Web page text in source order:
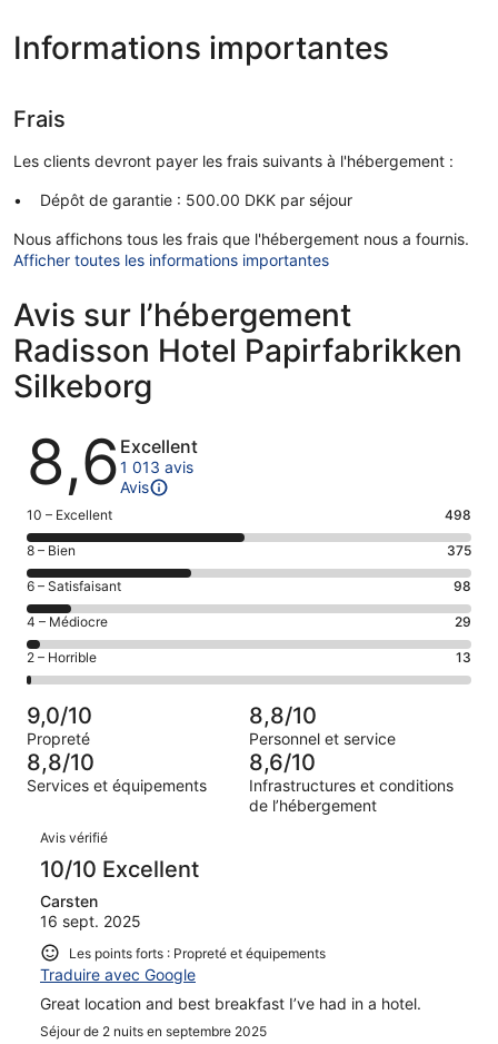
Informations importantes
Frais
Les clients devront payer les frais suivants à l'hébergement :
Dépôt de garantie : 500.00 DKK par séjour
Nous affichons tous les frais que l'hébergement nous a fournis.
Afficher toutes les informations importantes
Avis sur l’hébergement
Radisson Hotel Papirfabrikken
Silkeborg
Avis
8,6 Excellent
1 013 avis
Avis
Note
des
voyageurs
de 10
(Excellent),
d’après 498 avis
sur 1013.
10 – Excellent 498
Note
des
voyageurs
de 8
(Bien),
d’après 375 avis
sur 1013.
8 – Bien 375
Note
des
voyageurs
de 6
(Satisfaisant),
sur 1013.
6 – Satisfaisant 98
Note
des
voyageurs
de 4
(Médiocre),
d’après 29 avis
sur 1013.
4 – Médiocre 29
Note
des
voyageurs
de 2
(Horrible),
d’après 13 avis
sur 1013.
2 – Horrible 13
9,0/10
Propreté
8,8/10
Personnel et service
8,8/10
Services et équipements
8,6/10
Infrastructures et conditions
de l’hébergement
Avis
Avis vérifié
10/10 Excellent
Carsten
16 sept. 2025
Les points forts : Propreté et équipements
Traduire avec Google
Great location and best breakfast I’ve had in a hotel.
Séjour de 2 nuits en septembre 2025